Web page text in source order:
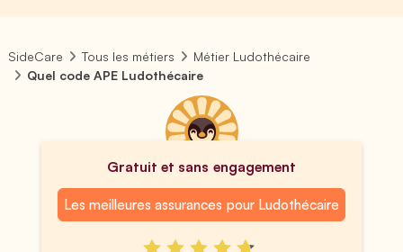
SideCare Tous les métiers
Métier Ludothécaire
Quel code APE Ludothécaire
Gratuit et sans engagement
Les meilleures assurances pour Ludothécaire